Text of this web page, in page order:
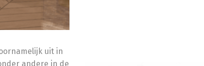
uit in
andere in de